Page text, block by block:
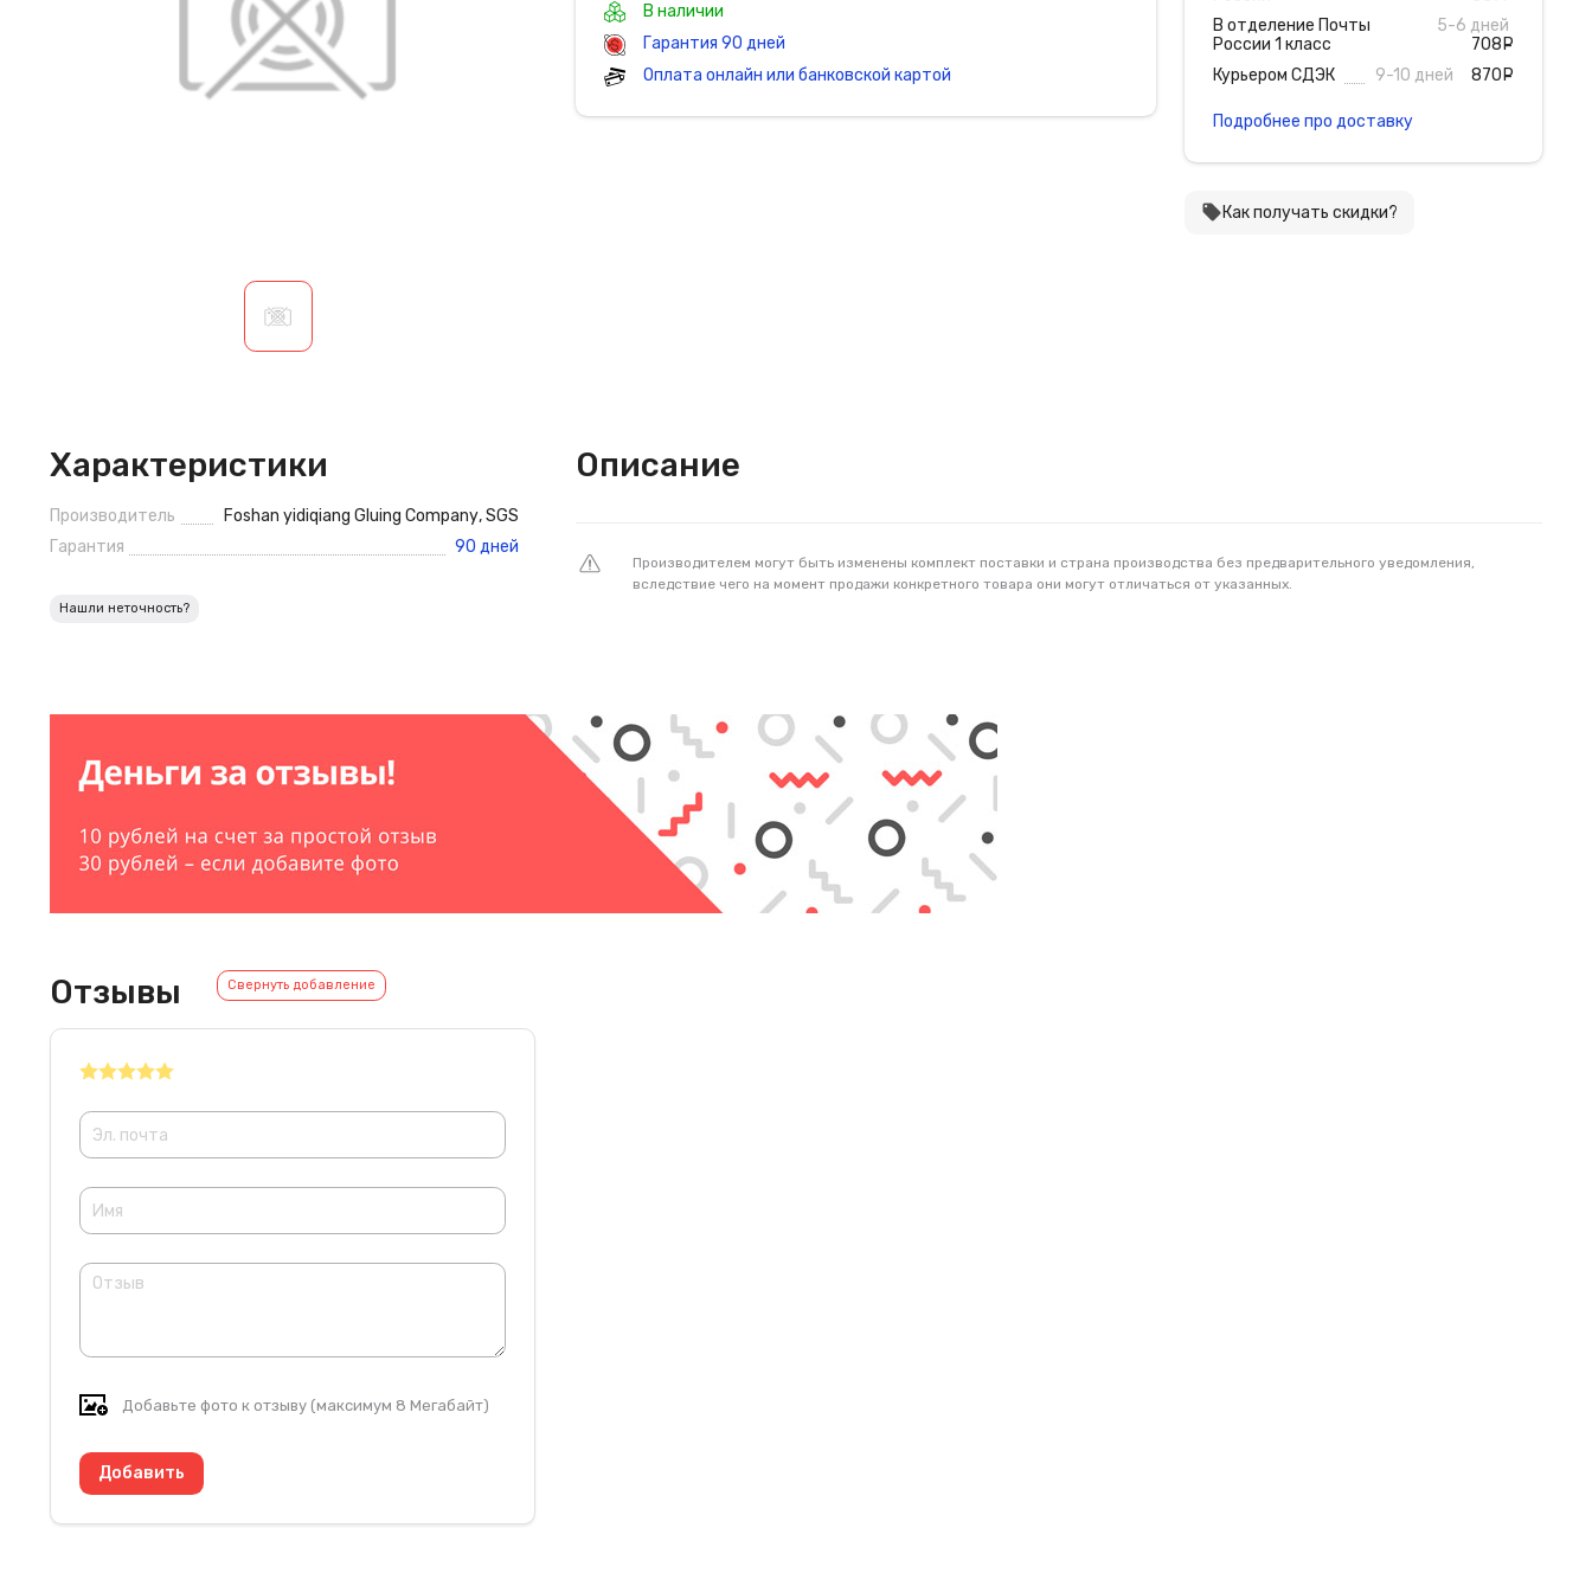
В наличии
Гарантия 90 дней
Оплата онлайн или банковской картой
В отделение Почты
России 1 класс
5-6 дней
708
Курьером СДЭК
9-10 дней 870
Подробнее про доставку
local_offerКак получать скидки?
Характеристики
Производитель Foshan yidiqiang Gluing Company,SGS
Гарантия
90 дней
Нашли неточность?
Описание
Производителем могут быть изменены комплект поставки и страна производства без предварительного уведомления,
вследствие чего на момент продажи конкретного товара они могут отличаться от указанных.
Отзывы Свернуть добавление
Добавьте фото к отзыву (максимум 8 Мегабайт)